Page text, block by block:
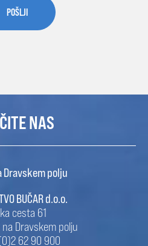
POŠLJI
NAS
Dravskem polju
BUČAR d.o.o.
cesta 61
Dravskem polju
62 90 900